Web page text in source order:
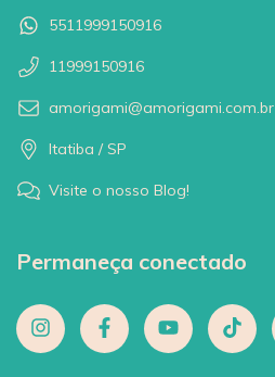
5511999150916
11999150916
amorigami@amorigami.com.br
Itatiba / SP
Visite o nosso Blog!
Permaneça conectado